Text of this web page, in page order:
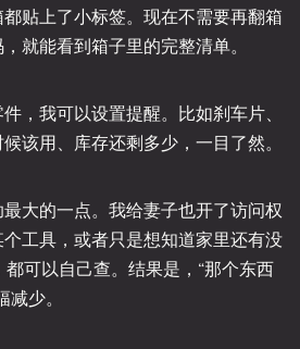
贴上了小标签。现在不需要再翻箱
就能看到箱子里的完整清单。
，我可以设置提醒。比如刹车片、
该用、库存还剩多少，一目了然。
大的一点。我给妻子也开了访问权
工具，或者只是想知道家里还有没
可以自己查。结果是，“那个东西
少。